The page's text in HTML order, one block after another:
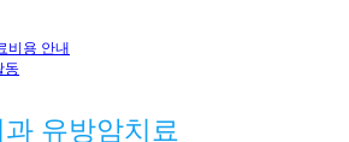
비용 안내
동
유방암치료